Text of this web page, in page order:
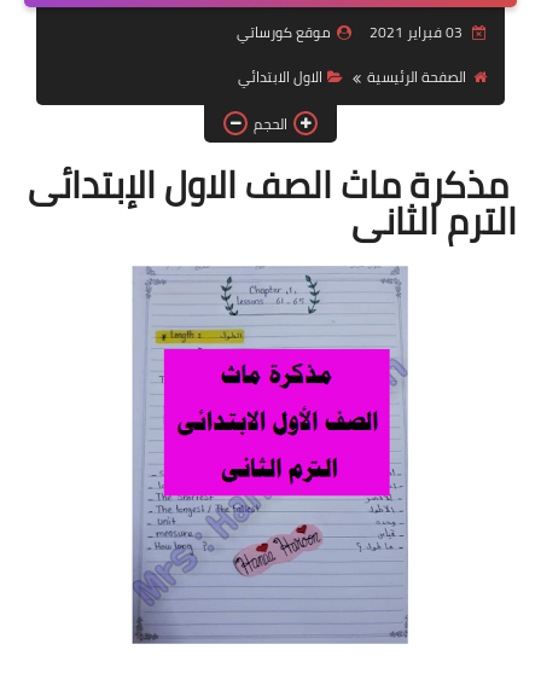
موضوعات
تربويات
تكنولوجيا
قصص للأطفال
صحة
موقع كورساتي
الصفحة الرئيسية
الاول الابتدائي
الحجم
مذكرة ماث الصف الاول الإبتدائى
الترم الثانى